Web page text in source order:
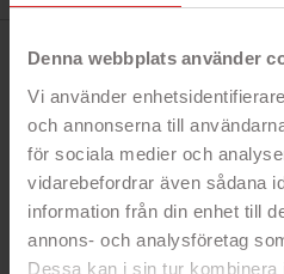
Denna webbplats använder
Vi använder
och annonserna till
för sociala medier och
vidarebefordrar även sådana
information från din enhet till
annons- och analysföretag
Dessa kan i sin tur kombinera
Meec Tools
och hängare
Organisera smart och
Med Meec Tools